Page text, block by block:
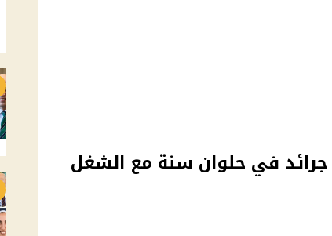
في حلوان سنة مع الشغل